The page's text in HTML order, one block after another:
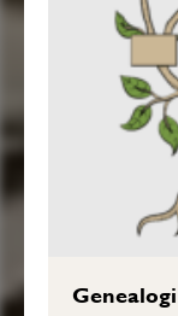
Genealogi